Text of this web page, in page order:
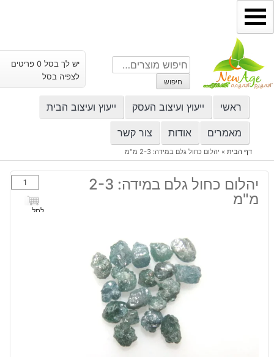
דילוג
לתוכן
חיפוש
עבור:
חיפוש
יש לך בסל 0 פריטים
לצפיה בסל
ראשי ייעוץ ועיצוב העסק ייעוץ ועיצוב הבית
מאמרים אודות צור קשר
דף הבית» יהלום כחול גלם במידה: 2-3 מ"מ
יהלום כחול גלם במידה: 2-3
מ"מ
כמות
של
יהלום
לסל